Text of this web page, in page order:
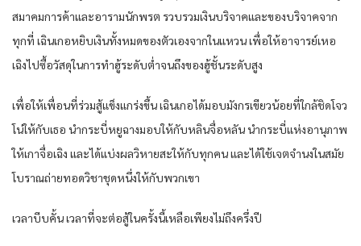
สมาคมการค้าและอารามนักพรต รวบรวมเงินบริจาคและของบริจาคจาก
ทุกที่ เฉินเกอหยิบเงินทั้งหมดของตัวเองจากในแหวน เพื่อให้อาจารย์เหอ
เฉิงไปซื้อวัสดุในการทำฮู้ระดับต่ำจนถึงของฮู้ชั้นระดับสูง
เพื่อให้เพื่อนที่ร่วมสู้แข็งแกร่งขึ้น เฉินเกอได้มอบมังกรเขียวน้อยที่ใกล้ชิดโจว
โน่ให้กับเธอ นำกระบี่หยูฉางมอบให้กับหลินจื่อหลัน นำกระบี่แห่งอานุภาพ
ให้เกาจื่อเฉิง และได้แบ่งผลวิหายสะให้กับทุกคน และได้ใช้เจตจำนงในสมัย
โบราณถ่ายทอดวิชาชุดหนึ่งให้กับพวกเขา
เวลาบีบคั้น เวลาที่จะต่อสู้ในครั้งนี้เหลือเพียงไม่ถึงครึ่งปี